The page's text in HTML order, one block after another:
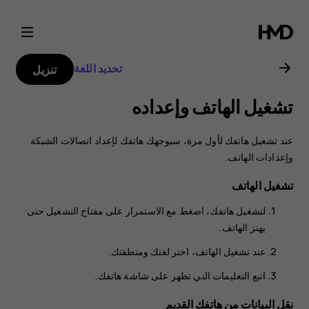
دليل
مستخدم
هاتف
Nokia
6.2
تحديد اللغة تنزيل
تشغيل الهاتف وإعداده
عند تشغيل هاتفك لأول مرة، سيوجهك هاتفك لإعداد اتصالات الشبكة
وإعدادات الهاتف.
تشغيل الهاتف
لتشغيل هاتفك، اضغط مع الاستمرار على مفتاح التشغيل حتى
يهتز الهاتف.
عند تشغيل الهاتف، اختر لغتك ومنطقتك.
اتبع التعليمات التي تظهر على شاشة هاتفك.
نقل البيانات من هاتفك القديم